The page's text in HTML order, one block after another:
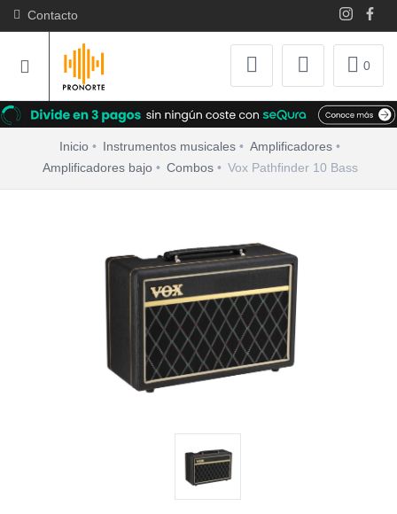
Contacto
0
Inicio Instrumentos musicales
Amplificadores
Amplificadores bajo
Combos Vox Pathfinder 10 Bass